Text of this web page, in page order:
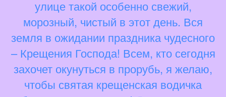
улице такой особенно свежий,
морозный, чистый в этот день. Вся
земля в ожидании праздника чудесного
– Крещения Господа! Всем, кто сегодня
захочет окунуться в прорубь, я желаю,
чтобы святая крещенская водичка